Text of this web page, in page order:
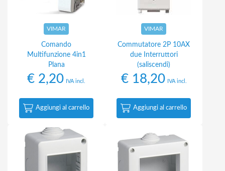
VIMAR
Comando
Multifunzione 4in1
Plana
€ 2,20 IVA incl.
Aggiungi al carrello
VIMAR
Commutatore 2P 10AX
due Interruttori
(saliscendi)
€18,20 IVA incl.
Aggiungi al carrello